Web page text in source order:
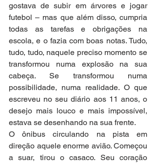
gostava de subir em árvores e jogar
futebol – mas que além disso, cumpria
todas as tarefas e obrigações na
escola, e o fazia com boas notas. Tudo,
tudo, tudo, naquele preciso momento se
transformou numa explosão na sua
cabeça. Se transformou numa
possibilidade, numa realidade. O que
escreveu no seu diário aos 11 anos, o
desejo mais louco e mais impossível,
estava se desenhando na sua frente.
O ônibus circulando na pista em
direção aquele enorme avião. Começou
a suar, tirou o casaco. Seu coração